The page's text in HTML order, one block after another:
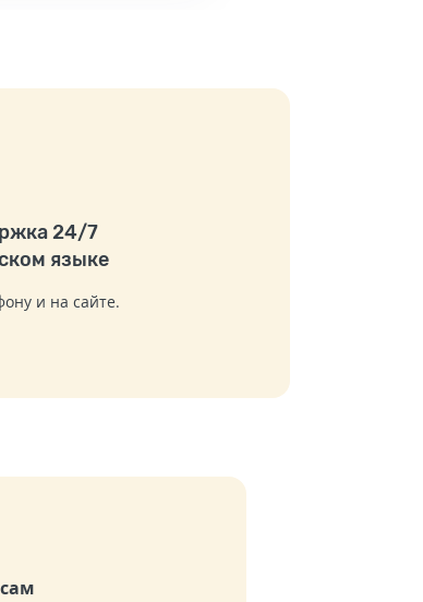
24/7
языке
и на сайте.